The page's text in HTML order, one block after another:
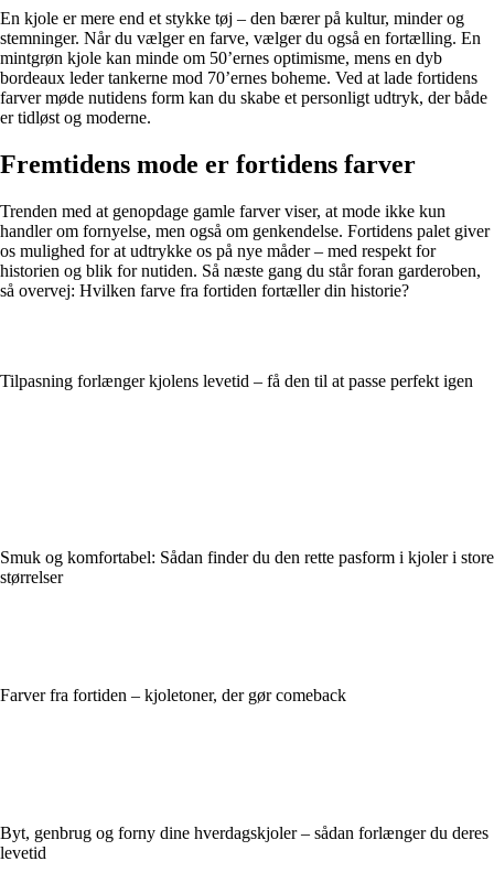
En kjole er mere end et stykke tøj – den bærer på kultur, minder og
stemninger. Når du vælger en farve, vælger du også en fortælling. En
mintgrøn kjole kan minde om 50’ernes optimisme, mens en dyb
bordeaux leder tankerne mod 70’ernes boheme. Ved at lade fortidens
farver møde nutidens form kan du skabe et personligt udtryk, der både
er tidløst og moderne.
Fremtidens mode er fortidens farver
Trenden med at genopdage gamle farver viser, at mode ikke kun
handler om fornyelse, men også om genkendelse. Fortidens palet giver
os mulighed for at udtrykke os på nye måder – med respekt for
historien og blik for nutiden. Så næste gang du står foran garderoben,
så overvej: Hvilken farve fra fortiden fortæller din historie?
Tilpasning forlænger kjolens levetid – få den til at passe perfekt igen
Smuk og komfortabel: Sådan finder du den rette pasform i kjoler i store
størrelser
Farver fra fortiden – kjoletoner, der gør comeback
Byt, genbrug og forny dine hverdagskjoler – sådan forlænger du deres
levetid